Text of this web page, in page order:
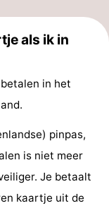
als ik in
in het
pinpas,
is niet meer
Je betaalt
kaartje uit de